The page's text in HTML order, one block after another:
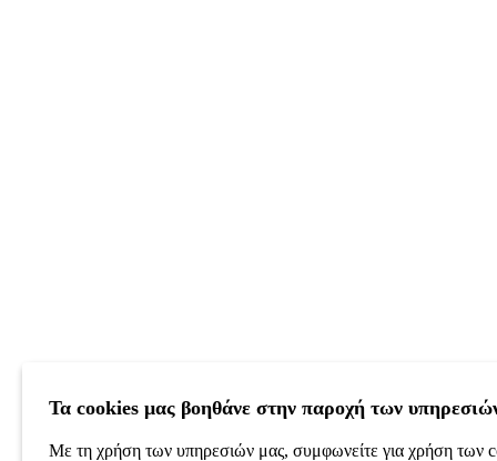
Τα cookies μας βοηθάνε στην παροχή των
Με τη χρήση των υπηρεσιών μας, συμφωνείτε για χρήση των